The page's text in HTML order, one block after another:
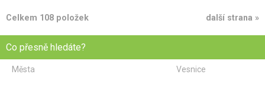
Celkem 108 položek další strana »
Co přesně hledáte?
Města Vesnice